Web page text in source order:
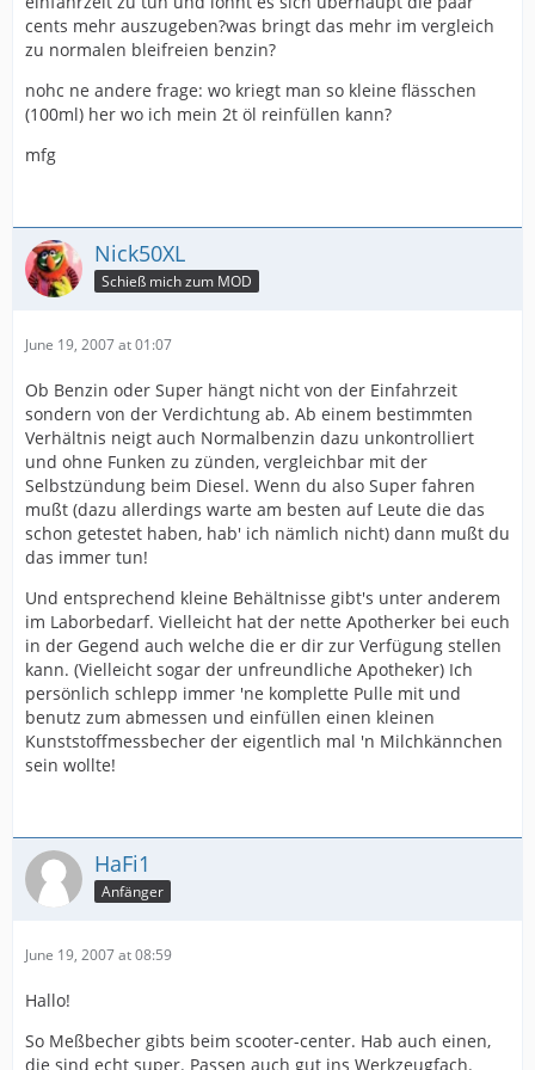
cents mehr auszugeben?was bringt das mehr im vergleich
zu normalen bleifreien benzin?
nohc ne andere frage: wo kriegt man so kleine flässchen
(100ml) her wo ich mein 2t öl reinfüllen kann?
mfg
Nick50XL
Schieß mich zum MOD
June 19, 2007 at 01:07
Ob Benzin oder Super hängt nicht von der Einfahrzeit
sondern von der Verdichtung ab. Ab einem bestimmten
Verhältnis neigt auch Normalbenzin dazu unkontrolliert
und ohne Funken zu zünden, vergleichbar mit der
Selbstzündung beim Diesel. Wenn du also Super fahren
mußt (dazu allerdings warte am besten auf Leute die das
schon getestet haben, hab' ich nämlich nicht) dann mußt du
das immer tun!
Und entsprechend kleine Behältnisse gibt's unter anderem
im Laborbedarf. Vielleicht hat der nette Apotherker bei euch
in der Gegend auch welche die er dir zur Verfügung stellen
kann. (Vielleicht sogar der unfreundliche Apotheker) Ich
persönlich schlepp immer 'ne komplette Pulle mit und
benutz zum abmessen und einfüllen einen kleinen
Kunststoffmessbecher der eigentlich mal 'n Milchkännchen
sein wollte!
HaFi1
Anfänger
June 19, 2007 at 08:59
Hallo!
So Meßbecher gibts beim scooter-center. Hab auch einen,
die sind echt super. Passen auch gut ins Werkzeugfach.